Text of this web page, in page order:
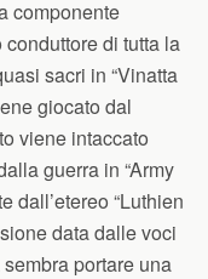
componente
di tutta la
sacri in “Vinatta
giocato dal
viene intaccato
guerra in “Army
dall’etereo “Luthien
data dalle voci
portare una